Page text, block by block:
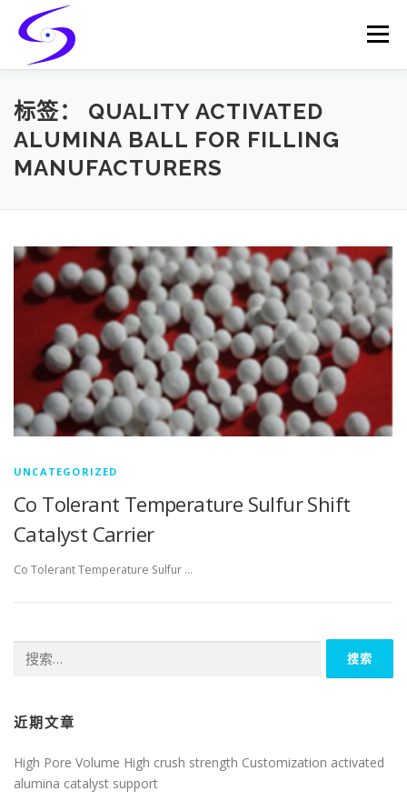
content
Menu
HOME PRODUCTS CATALYST-CARRIER
CATALYST-SUPPORT SERVICES
标签： QUALITY ACTIVATED
ALUMINA BALL FOR FILLING
MANUFACTURERS
UNCATEGORIZED
Co Tolerant Temperature Sulfur Shift
Catalyst Carrier
Co Tolerant Temperature Sulfur …
索：
近期文章
High Pore Volume High crush strength Customization activated
alumina catalyst support